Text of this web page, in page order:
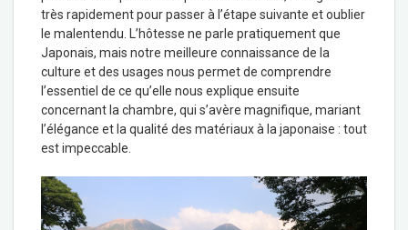
très rapidement pour passer à l’étape suivante et oublier
le malentendu. L’hôtesse ne parle pratiquement que
Japonais, mais notre meilleure connaissance de la
culture et des usages nous permet de comprendre
l’essentiel de ce qu’elle nous explique ensuite
concernant la chambre, qui s’avère magnifique, mariant
l’élégance et la qualité des matériaux à la japonaise : tout
est impeccable.